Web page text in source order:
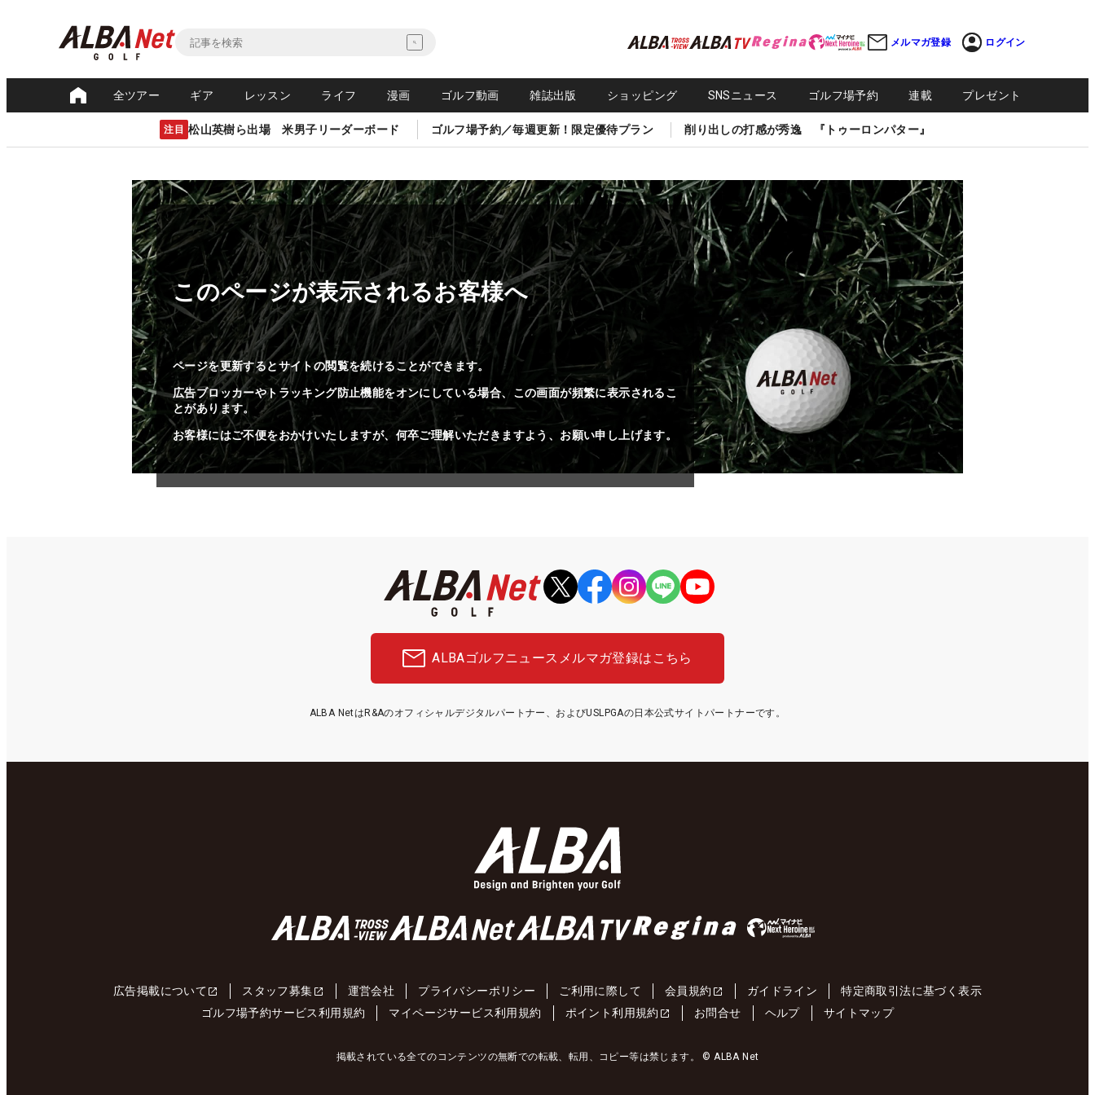
メルマガ登録 ログイン
全ツアー ギア レッスン ライフ 漫画 ゴルフ動画 雑誌出版 ショッピング SNSニュース ゴルフ場予約 連載 プレゼント
注目 松山英樹ら出場 米男子リーダーボード ゴルフ場予約／毎週更新！限定優待プラン 削り出しの打感が秀逸 『トゥーロンパター』
このページが表示されるお客様へ
ページを更新するとサイトの閲覧を続けることができます。
広告ブロッカーやトラッキング防止機能をオンにしている場合、この画面が頻繁に表示されるこ
とがあります。
お客様にはご不便をおかけいたしますが、何卒ご理解いただきますよう、お願い申し上げます。
ALBAゴルフニュース メルマガ登録はこちら
ALBA NetはR&Aのオフィシャルデジタルパートナー、およびUSLPGAの日本公式サイトパートナーです。
広告掲載について スタッフ募集 運営会社 プライバシーポリシー ご利用に際して 会員規約 ガイドライン
特定商取引法に基づく表示
ゴルフ場予約サービス利用規約
マイページサービス利用規約 ポイント利用規約 お問合せ ヘルプ サイトマップ
掲載されている全てのコンテンツの無断での転載、転用、コピー等は禁じます。 © ALBA Net